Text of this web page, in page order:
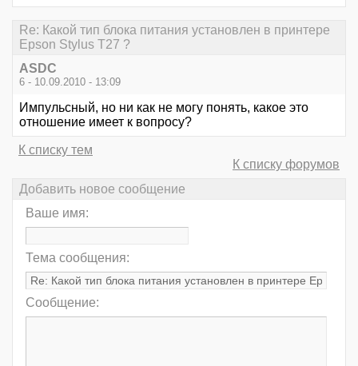
Re: Какой тип блока питания установлен в принтере
Epson Stylus T27 ?
ASDC
6 - 10.09.2010 - 13:09
Импульсный, но ни как не могу понять, какое это
отношение имеет к вопросу?
К списку тем
К списку форумов
Добавить новое сообщение
Ваше имя:
Тема сообщения:
Сообщение: